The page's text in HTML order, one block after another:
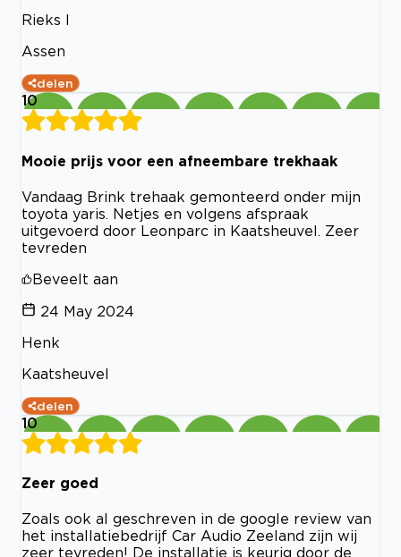
Rieks l
Assen
delen
10
Mooie prijs voor een afneembare trekhaak
Vandaag Brink trehaak gemonteerd onder mijn
toyota yaris. Netjes en volgens afspraak
uitgevoerd door Leonparc in Kaatsheuvel. Zeer
tevreden
Beveelt aan
24 May 2024
Henk
Kaatsheuvel
delen
10
Zeer goed
Zoals ook al geschreven in de google review van
het installatiebedrijf Car Audio Zeeland zijn wij
zeer tevreden! De installatie is keurig door de